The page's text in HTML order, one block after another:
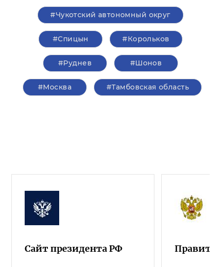
#Чукотский автономный округ
#Спицын #Корольков
#Руднев #Шонов
#Москва #Тамбовская область
Сайт президента РФ